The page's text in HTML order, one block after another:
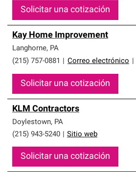
Solicitar una cotización
Kay Home Improvement
Langhorne, PA
(215) 757-0881
Correo electrónico
Solicitar una cotización
KLM Contractors
Doylestown, PA
(215) 943-5240
Sitio web
Solicitar una cotización